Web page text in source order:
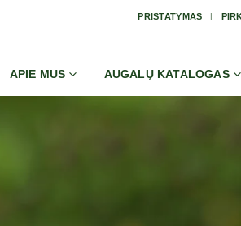
PRISTATYMAS
APIE MUS AUGALŲ KATALOGAS